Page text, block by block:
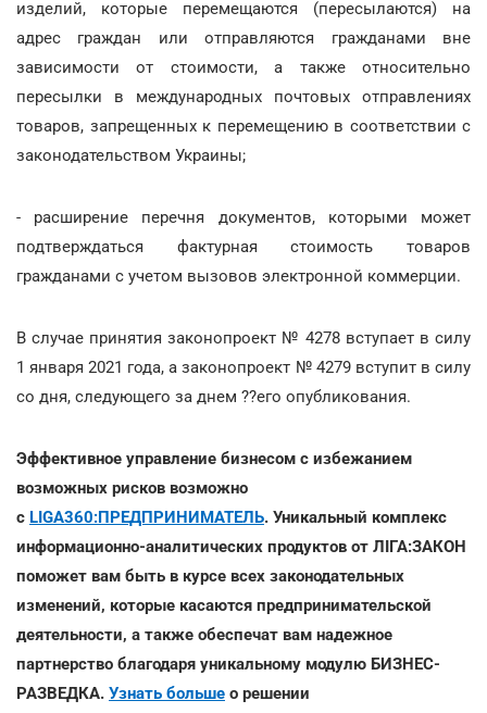
изделий, которые перемещаются (пересылаются) на
адрес граждан или отправляются гражданами вне
зависимости от стоимости, а также относительно
пересылки в международных почтовых отправлениях
товаров, запрещенных к перемещению в соответствии с
законодательством Украины;
- расширение перечня документов, которыми может
подтверждаться фактурная стоимость товаров
гражданами с учетом вызовов электронной коммерции.
В случае принятия законопроект № 4278 вступает в силу
1 января 2021 года, а законопроект № 4279 вступит в силу
со дня, следующего за днем ??его опубликования.
Эффективное управление бизнесом с избежанием
возможных рисков возможно
с LIGA360:ПРЕДПРИНИМАТЕЛЬ. Уникальный комплекс
информационно-аналитических продуктов от ЛІГА:ЗАКОН
поможет вам быть в курсе всех законодательных
изменений, которые касаются предпринимательской
деятельности, а также обеспечат вам надежное
партнерство благодаря уникальному модулю БИЗНЕС-
РАЗВЕДКА. Узнать больше о решении